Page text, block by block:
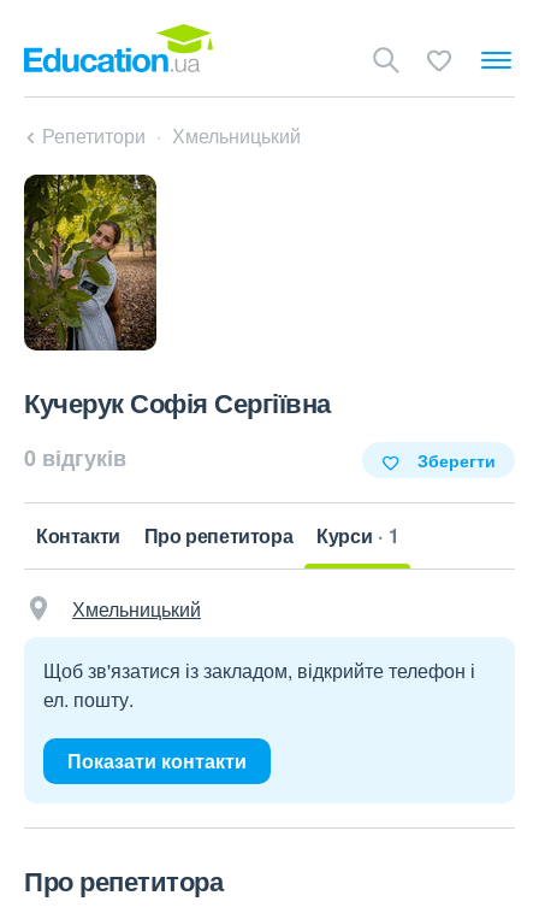
Репетитори Хмельницький
Кучерук Софія Сергіївна
0 відгуків Зберегти
Контакти Про репетитора Курси 1
Хмельницький
Щоб зв'язатися із закладом, відкрийте телефон і
ел. пошту.
Показати контакти
Про репетитора